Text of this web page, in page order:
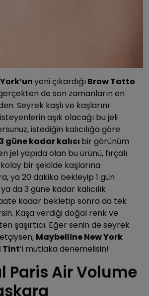
yeni çıkardığı Brow Tatto
de son zamanların en
Seyrek kaşlı ve kaşlarını
aşık olacağı bu jeli
istediğin kalıcılığa göre
3 güne kadar kalıcı bir görünüm
jel yapıda olan bu ürünü, fırçalı
bir şekilde kaşlarına
ya 20 dakika bekleyip 1 gün
da 3 güne kadar kalıcılık
kadar bekletip sonra da tek
Kaşa verdiği doğal renk ve
şaşırtıcı. Eğer senin de seyrek
Maybelline New York
Tint’i mutlaka denemelisin!
Paris Air Volume